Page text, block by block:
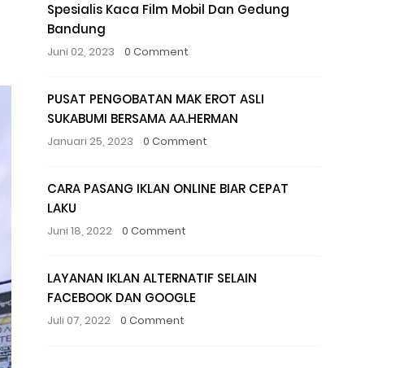
Spesialis Kaca Film Mobil Dan Gedung
Bandung
Juni 02, 2023 0 Comment
PUSAT PENGOBATAN MAK EROT ASLI
SUKABUMI BERSAMA AA.HERMAN
Januari 25, 2023 0 Comment
CARA PASANG IKLAN ONLINE BIAR CEPAT
LAKU
Juni 18, 2022 0 Comment
LAYANAN IKLAN ALTERNATIF SELAIN
FACEBOOK DAN GOOGLE
Juli 07, 2022 0 Comment